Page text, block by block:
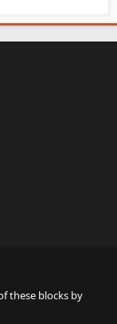
these blocks by